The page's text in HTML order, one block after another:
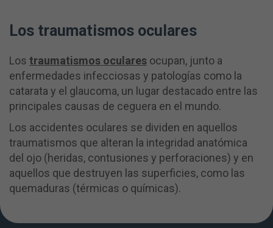
Los traumatismos oculares
Los traumatismos oculares ocupan, junto a
enfermedades infecciosas y patologías como la
catarata y el glaucoma, un lugar destacado entre las
principales causas de ceguera en el mundo.
Los accidentes oculares se dividen en aquellos
traumatismos que alteran la integridad anatómica
del ojo (heridas, contusiones y perforaciones) y en
aquellos que destruyen las superficies, como las
quemaduras (térmicas o químicas).